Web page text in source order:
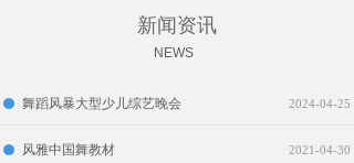
NEWS
新闻资讯
舞蹈风暴大型少儿综艺晚会 2024-04-25
风雅中国舞教材 2021-04-30